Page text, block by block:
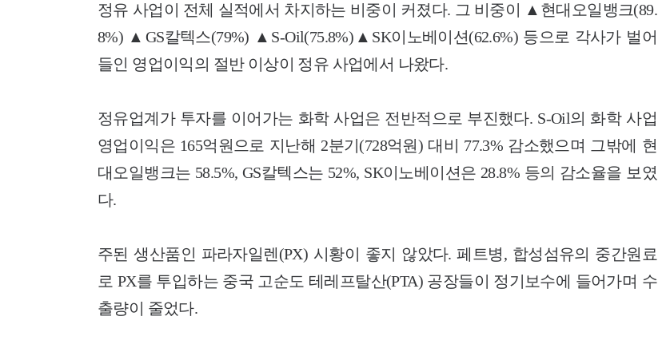
정유 사업이 전체 실적에서 차지하는 비중이 커졌다. 그 비중이 ▲현대오일뱅크(89.
8%) ▲GS칼텍스(79%) ▲S-Oil(75.8%)▲SK이노베이션(62.6%) 등으로 각사가 벌어
들인 영업이익의 절반 이상이 정유 사업에서 나왔다.
정유업계가 투자를 이어가는 화학 사업은 전반적으로 부진했다. S-Oil의 화학 사업
영업이익은 165억원으로 지난해 2분기(728억원) 대비 77.3% 감소했으며 그밖에 현
대오일뱅크는 58.5%, GS칼텍스는 52%, SK이노베이션은 28.8% 등의 감소율을 보였
다.
주된 생산품인 파라자일렌(PX) 시황이 좋지 않았다. 페트병, 합성섬유의 중간원료
로 PX를 투입하는 중국 고순도 테레프탈산(PTA) 공장들이 정기보수에 들어가며 수
출량이 줄었다.